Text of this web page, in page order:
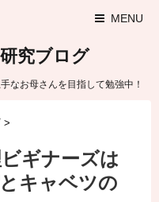
MENU
究ブログ
なお母さんを目指して勉強中！
>
ギナーズは
キャベツの